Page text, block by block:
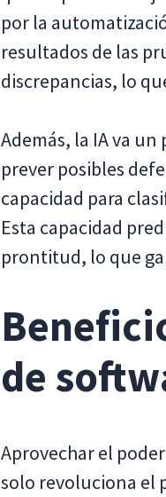
por la
resultados de las
discrepancias, lo
Además, la IA va
prever posibles
capacidad para
Esta capacidad
prontitud, lo que
de
Aprovechar el
solo revoluciona el